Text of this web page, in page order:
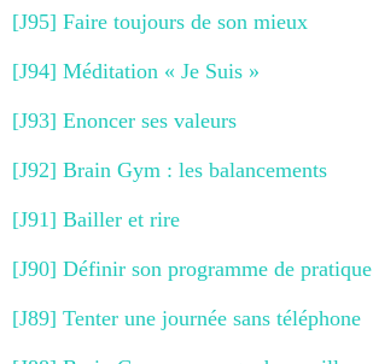
[J95] Faire toujours de son mieux
[J94] Méditation « Je Suis »
[J93] Enoncer ses valeurs
[J92] Brain Gym : les balancements
[J91] Bailler et rire
[J90] Définir son programme de pratique
[J89] Tenter une journée sans téléphone